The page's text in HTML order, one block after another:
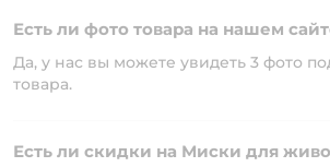
Есть ли фото товара на нашем
Да, у нас вы можете увидеть 3 фото
товара.
Есть ли скидки на Миски для